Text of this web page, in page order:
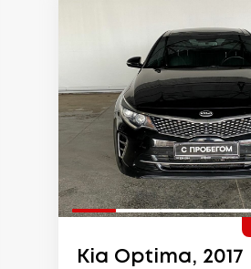
Kia Optima, 2017